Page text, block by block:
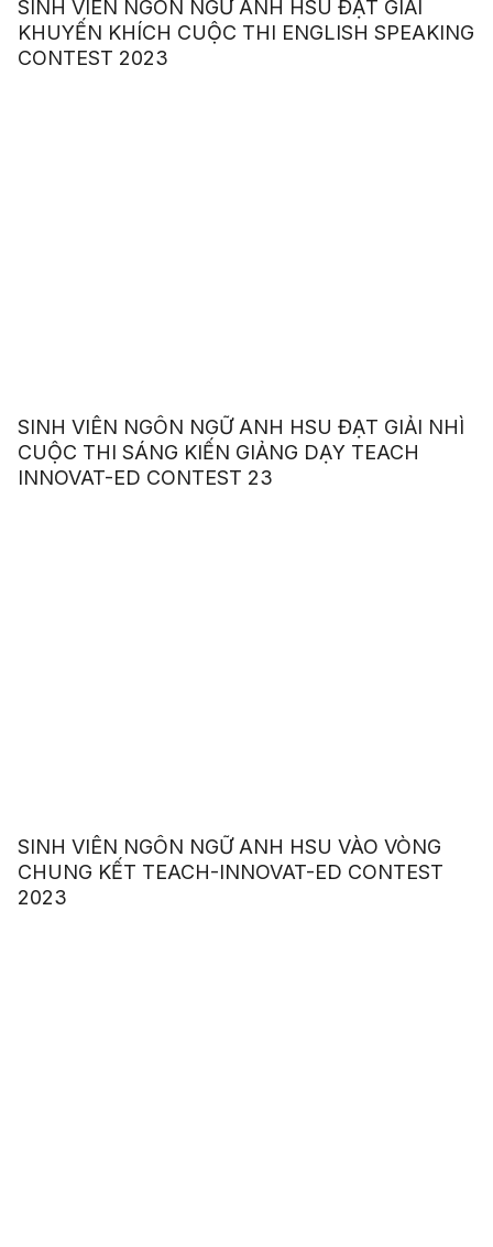
SINH VIÊN NGÔN NGỮ ANH HSU ĐẠT GIẢI
KHUYẾN KHÍCH CUỘC THI ENGLISH SPEAKING
CONTEST 2023
SINH VIÊN NGÔN NGỮ ANH HSU ĐẠT GIẢI NHÌ
CUỘC THI SÁNG KIẾN GIẢNG DẠY TEACH
INNOVAT-ED CONTEST 23
SINH VIÊN NGÔN NGỮ ANH HSU VÀO VÒNG
CHUNG KẾT TEACH-INNOVAT-ED CONTEST
2023